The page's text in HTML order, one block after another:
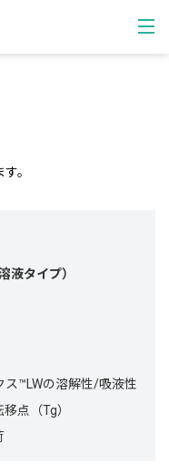
。
液タイプ）
™LWの溶解性/吸液性
点（Tg）